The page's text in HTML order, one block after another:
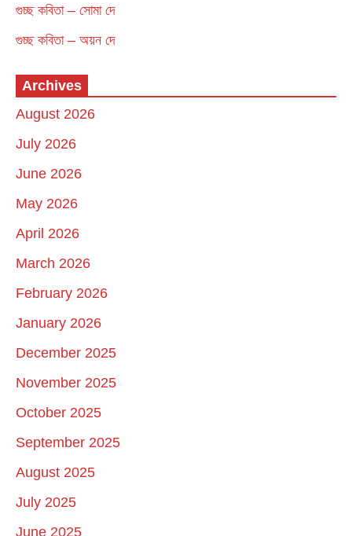
গুচ্ছ কবিতা – সোমা দে
গুচ্ছ কবিতা – অয়ন দে
Archives
August 2026
July 2026
June 2026
May 2026
April 2026
March 2026
February 2026
January 2026
December 2025
November 2025
October 2025
September 2025
August 2025
July 2025
June 2025